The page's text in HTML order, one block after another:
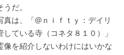
だ。
は、「@ｎｉｆｔｙ：デイリ
ている寺（コネタ８１０）」
像を紹介しないわけにはいかな